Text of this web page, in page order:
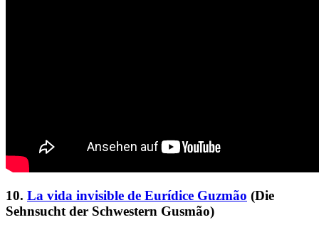
10. La vida invisible de Eurídice Guzmão (Die
Sehnsucht der Schwestern Gusmão)